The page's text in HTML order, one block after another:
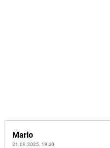
Mario
21.09.2025. 19:40